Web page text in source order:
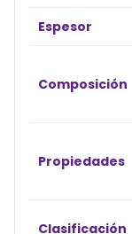
Espesor
Composición
Propiedades
Clasificación